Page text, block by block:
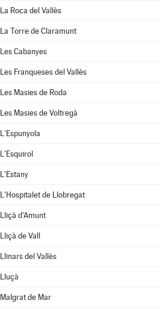
La Roca del Vallès
La Torre de Claramunt
Les Cabanyes
Les Franqueses del Vallès
Les Masies de Roda
Les Masies de Voltregà
L'Espunyola
L'Esquirol
L'Estany
L'Hospitalet de Llobregat
Lliçà d'Amunt
Lliçà de Vall
Llinars del Vallès
Lluçà
Malgrat de Mar